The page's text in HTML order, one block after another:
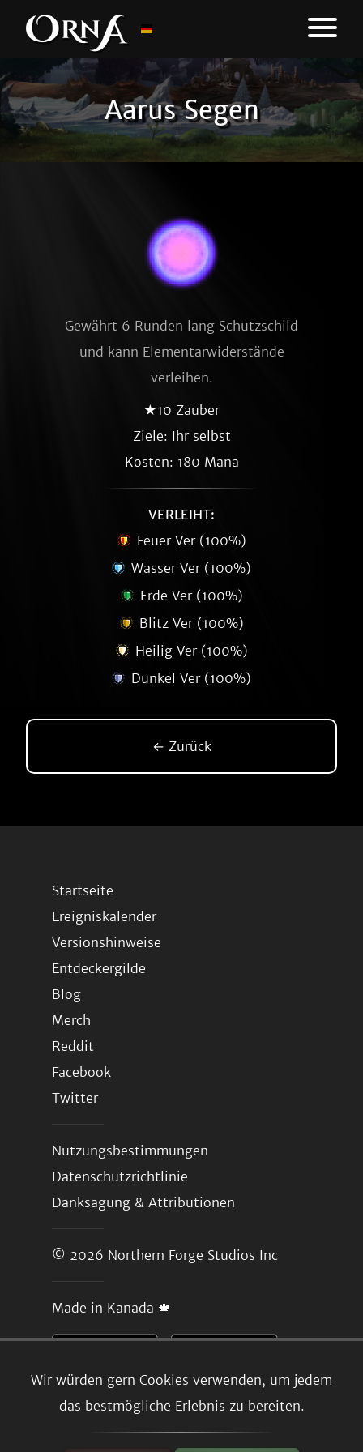
Aarus Segen
Wir würden gern Cookies verwenden, um jedem
das bestmögliche Erlebnis zu bereiten.
Gewährt 6 Runden lang Schutzschild
und kann Elementarwiderstände
verleihen.
★10 Zauber
Ziele: Ihr selbst
Kosten: 180 Mana
VERLEIHT:
Feuer Ver (100%)
Wasser Ver (100%)
Erde Ver (100%)
Blitz Ver (100%)
Heilig Ver (100%)
Dunkel Ver (100%)
← Zurück
Startseite
Ereigniskalender
Versionshinweise
Entdeckergilde
Blog
Merch
Reddit
Facebook
Twitter
Nutzungsbestimmungen
Datenschutzrichtlinie
Danksagung & Attributionen
© 2026 Northern Forge Studios Inc
Made in Kanada 🍁